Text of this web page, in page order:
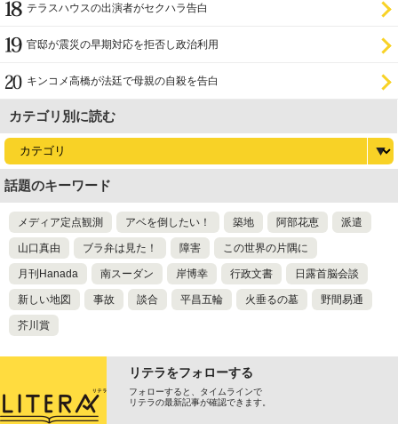
テラスハウスの出演者がセクハラ告白
官邸が震災の早期対応を拒否し政治利用
キンコメ高橋が法廷で母親の自殺を告白
カテゴリ別に読む
話題のキーワード
メディア定点観測 アベを倒したい！ 築地 阿部花恵 派遣
山口真由 ブラ弁は見た！ 障害 この世界の片隅に
月刊Hanada 南スーダン 岸博幸 行政文書 日露首脳会談
新しい地図 事故 談合 平昌五輪 火垂るの墓 野間易通
芥川賞
リテラをフォローする
フォローすると、タイムラインで
リテラの最新記事が確認できます。